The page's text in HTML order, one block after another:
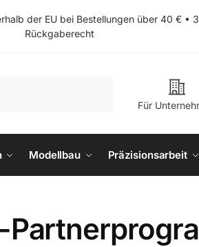
der EU bei Bestellungen über 40 € •
Rückgaberecht
Für
Modellbau Präzisionsarbeit